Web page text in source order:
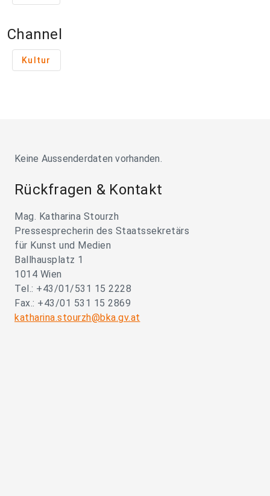
Channel
Kultur
Keine Aussenderdaten vorhanden.
Rückfragen & Kontakt
Mag. Katharina Stourzh
Pressesprecherin des Staatssekretärs
für Kunst und Medien
Ballhausplatz 1
1014 Wien
Tel.: +43/01/531 15 2228
Fax.: +43/01 531 15 2869
katharina.stourzh@bka.gv.at